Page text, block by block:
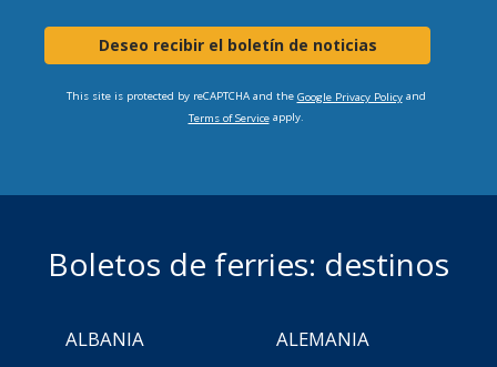
Deseo recibir el boletín de noticias
This site is protected by reCAPTCHA and the Google Privacy Policyand
Terms of Serviceapply.
Boletos de ferries: destinos
ALBANIA
ALEMANIA